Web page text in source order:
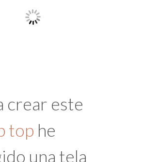
crear este
top he
una tela